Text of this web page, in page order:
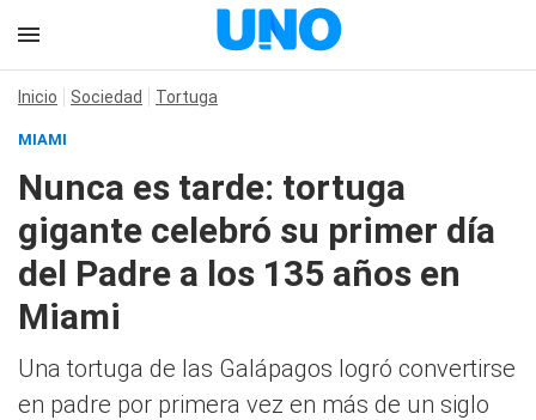
Inicio Sociedad Tortuga
MIAMI
Nunca es tarde: tortuga
gigante celebró su primer día
del Padre a los 135 años en
Miami
Una tortuga de las Galápagos logró convertirse
en padre por primera vez en más de un siglo